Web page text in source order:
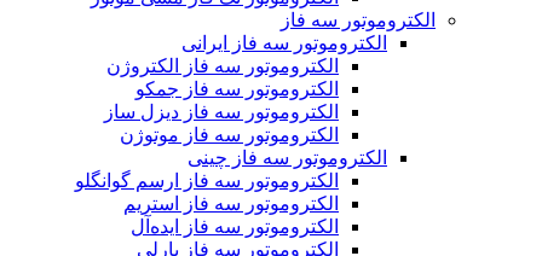
الکتروموتور سه فاز
الکتروموتور سه فاز ایرانی
الکتروموتور سه فاز الکتروژن
الکتروموتور سه فاز جمکو
الکتروموتور سه فاز دیزل ساز
الکتروموتور سه فاز موتوژن
الکتروموتور سه فاز چینی
الکتروموتور سه فاز ارسم گوانگلو
الکتروموتور سه فاز استریم
الکتروموتور سه فاز ایده‌آل
الکتروموتور سه فاز بارلی